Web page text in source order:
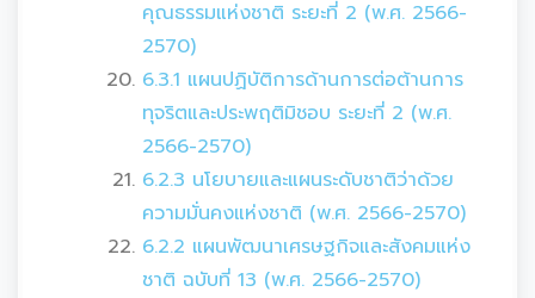
คุณธรรมแห่งชาติ ระยะที่ 2 (พ.ศ. 2566-
2570)
6.3.1 แผนปฏิบัติการด้านการต่อต้านการ
ทุจริตและประพฤติมิชอบ ระยะที่ 2 (พ.ศ.
2566-2570)
6.2.3 นโยบายและแผนระดับชาติว่าด้วย
ความมั่นคงแห่งชาติ (พ.ศ. 2566-2570)
6.2.2 แผนพัฒนาเศรษฐกิจและสังคมแห่ง
ชาติ ฉบับที่ 13 (พ.ศ. 2566-2570)